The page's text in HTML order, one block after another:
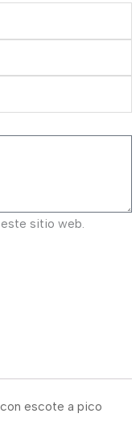
sitio web.
escote a pico